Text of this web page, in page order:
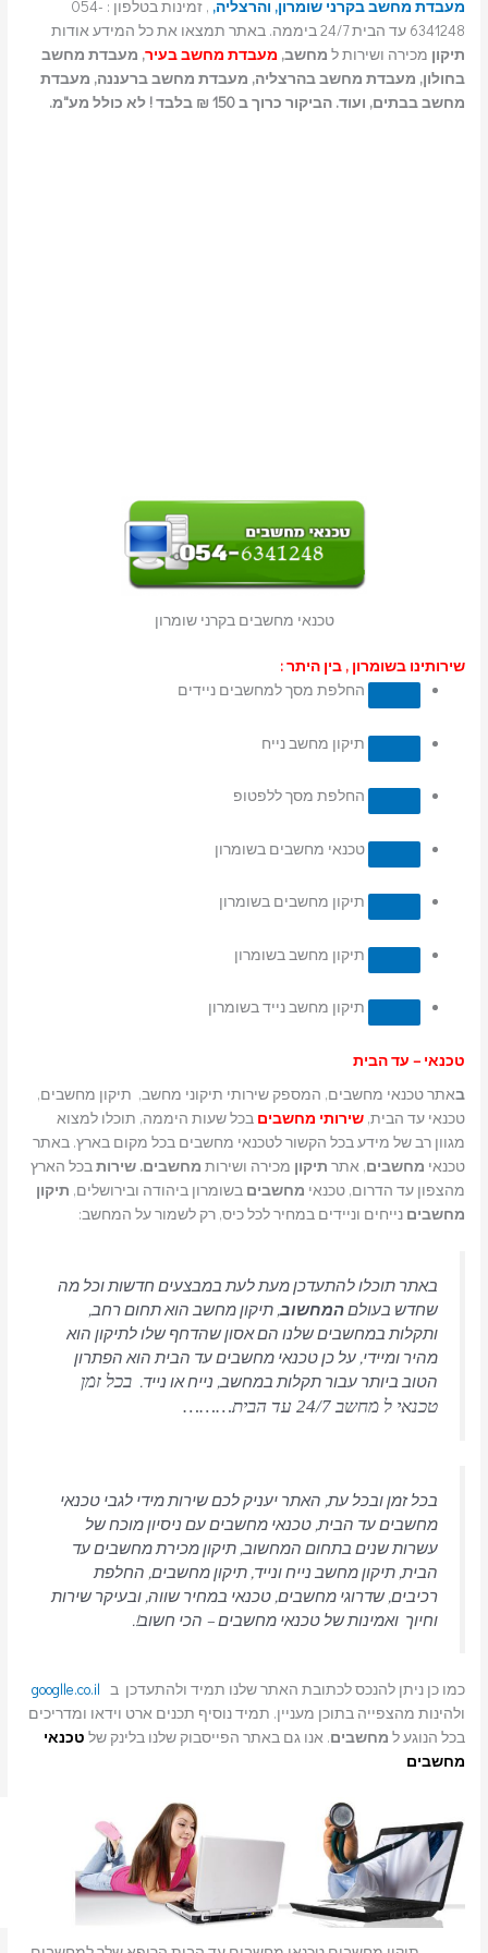
מעבדת מחשב בקרני שומרון, והרצליה,
, זמינות בטלפון : 054-
6341248 עד הבית 24/7 ביממה. באתר תמצאו את כל המידע אודות
תיקוןמכירה ושירות למחשב,מעבדת מחשב בעיר, מעבדת מחשב
בחולון, מעבדת מחשב בהרצליה, מעבדת מחשב ברעננה, מעבדת
מחשב בבתים, ועוד. הביקור כרוך ב 150 ₪ בלבד ! לא כולל מע"מ.
טכנאי מחשבים בקרני שומרון
שירותינו בשומרון , בין היתר :
החלפת מסך למחשבים ניידים
תיקון מחשב נייח
החלפת מסך ללפטופ
טכנאי מחשבים בשומרון
תיקון מחשבים בשומרון
תיקון מחשב בשומרון
תיקון מחשב נייד בשומרון
טכנאי – עד הבית
אתר טכנאי מחשבים, המספק שירותי תיקוני מחשב, תיקון מחשבים,
טכנאי עד הבית,שירותי מחשביםבכל שעות היממה, תוכלו למצוא
מגוון רב של מידע בכל הקשור לטכנאי מחשבים בכל מקום בארץ. באתר
טכנאימחשבים, אתרתיקוןמכירה ושירותמחשבים. שירותבכל הארץ
מהצפון עד הדרום, טכנאימחשביםבשומרון ביהודה ובירושלים,תיקון
מחשביםנייחים וניידים במחיר לכל כיס, רק לשמור על המחשב:
באתר תוכלו להתעדכן מעת לעת במבצעים חדשות וכל מה
שחדש בעולםהמחשוב, תיקון מחשב הוא תחום רחב,
ותקלות במחשבים שלנו הם אסון שהדחף שלו לתיקון הוא
מהיר ומיידי, על כן טכנאי מחשבים עד הבית הוא הפתרון
הטוב ביותר עבור תקלות במחשב, נייח או נייד.בכל זמן
טכנאי ל מחשב 24/7 עד הבית………
בכל זמן ובכל עת, האתר יעניק לכם שירות מידי לגבי טכנאי
מחשבים עד הבית, טכנאי מחשבים עם ניסיון מוכח של
עשרות שנים בתחום המחשוב, תיקון מכירת מחשבים עד
הבית, תיקון מחשב נייח ונייד, תיקון מחשבים, החלפת
רכיבים, שדרוגי מחשבים, טכנאי במחיר שווה, ובעיקר שירות
וחיוך ואמינות של טכנאי מחשבים – הכי חשוב!.
כמו כן ניתן להנכס לכתובת האתר שלנו תמיד ולהתעדכן בgooglle.co.il
ולהינות מהצפייה בתוכן מעניין. תמיד נוסיף תכנים ארט וידאו ומדריכים
בכל הנוגע למחשבים. אנו גם באתר הפייסבוק שלנו בלינק שלטכנאי
מחשבים